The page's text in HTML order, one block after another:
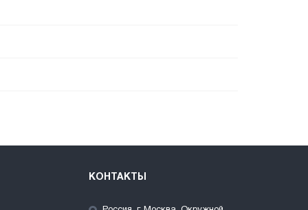
КОНТАКТЫ